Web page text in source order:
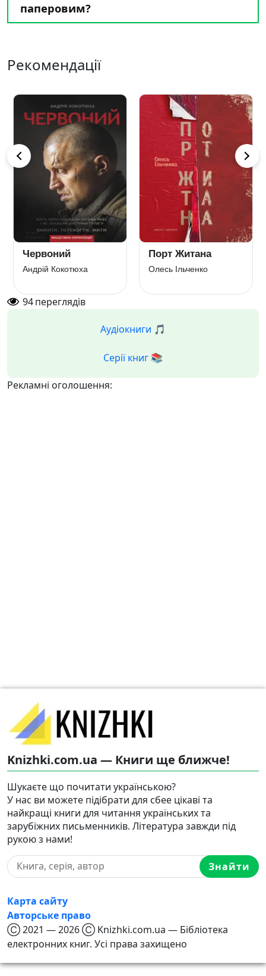
паперовим?
Рекомендації
Червоний
Андрій Кокотюха
Порт Житана
Олесь Ільченко
94переглядів
Аудіокниги 🎵
Серії книг 📚
Рекламні оголошення:
Knizhki.com.ua — Книги ще ближче!
Шукаєте що почитати українською?
У нас ви можете підібрати для сбее цікаві та
найкращі книги для читання українських та
зарубіжних письменників. Література завжди під
рукою з нами!
Знайти
Карта сайту
Авторське право
Ⓒ 2021 — 2026 Ⓒ Knizhki.com.ua — Бібліотека
електронних книг. Усі права захищено